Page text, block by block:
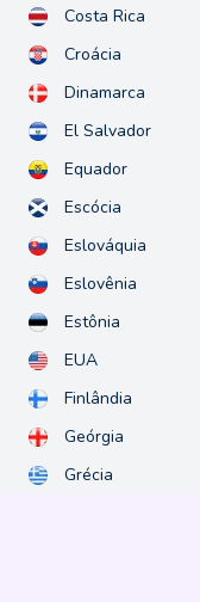
Costa Rica
Croácia
Dinamarca
El Salvador
Equador
Escócia
Eslováquia
Eslovênia
Estônia
EUA
Finlândia
Geórgia
Grécia